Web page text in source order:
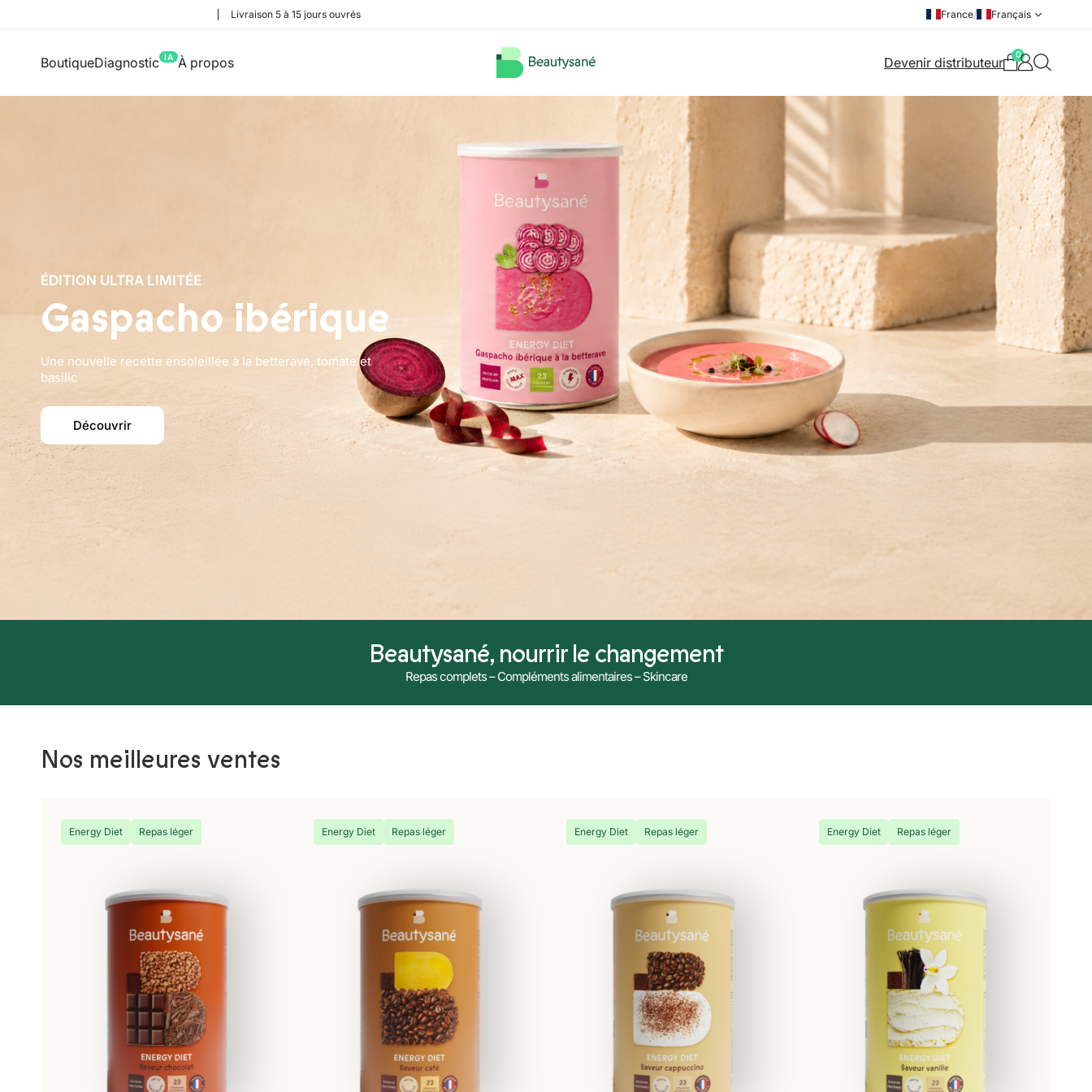
Livraison 5 à 15 jours ouvrés France/ Français
BoutiqueDiagnostic IA À propos Devenir distributeur 0
ÉDITION ULTRA LIMITÉE
Gaspacho ibérique
Une nouvelle recette ensoleillée à la betterave, tomate et
basilic
Découvrir
Beautysané, nourrir le changement
Repas complets – Compléments alimentaires – Skincare
Nos meilleures ventes
Energy Diet Repas léger Energy Diet Repas léger Energy Diet Repas léger Energy Diet Repas léger